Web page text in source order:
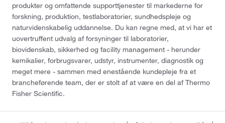
produkter og omfattende supporttjenester til markederne for
forskning, produktion, testlaboratorier, sundhedspleje og
naturvidenskabelig uddannelse. Du kan regne med, at vi har et
uovertruffent udvalg af forsyninger til laboratorier,
biovidenskab, sikkerhed og facility management - herunder
kemikalier, forbrugsvarer, udstyr, instrumenter, diagnostik og
meget mere - sammen med enestående kundepleje fra et
brancheførende team, der er stolt af at være en del af Thermo
Fisher Scientific.